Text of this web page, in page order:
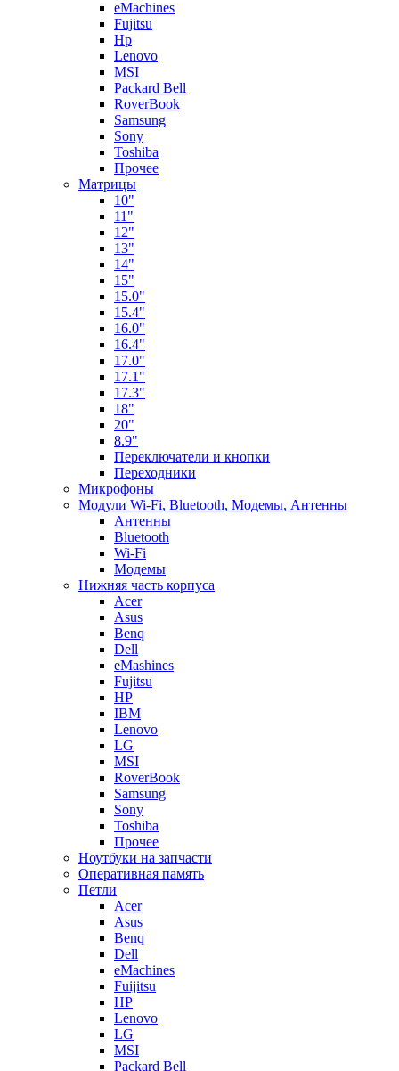
eMachines
Fujitsu
Hp
Lenovo
MSI
Packard Bell
RoverBook
Samsung
Sony
Toshiba
Прочее
Матрицы
10"
11"
12"
13"
14"
15"
15.0"
15.4"
16.0"
16.4"
17.0"
17.1"
17.3"
18"
20"
8.9"
Переключатели и кнопки
Переходники
Микрофоны
Модули Wi-Fi, Bluetooth, Модемы, Антенны
Aнтенны
Bluetooth
Wi-Fi
Модемы
Нижняя часть корпуса
Acer
Asus
Benq
Dell
eMashines
Fujitsu
HP
IBM
Lenovo
LG
MSI
RoverBook
Samsung
Sony
Toshiba
Прочее
Ноутбуки на запчасти
Оперативная память
Петли
Acer
Asus
Benq
Dell
eMachines
Fuijitsu
HP
Lenovo
LG
MSI
Packard Bell